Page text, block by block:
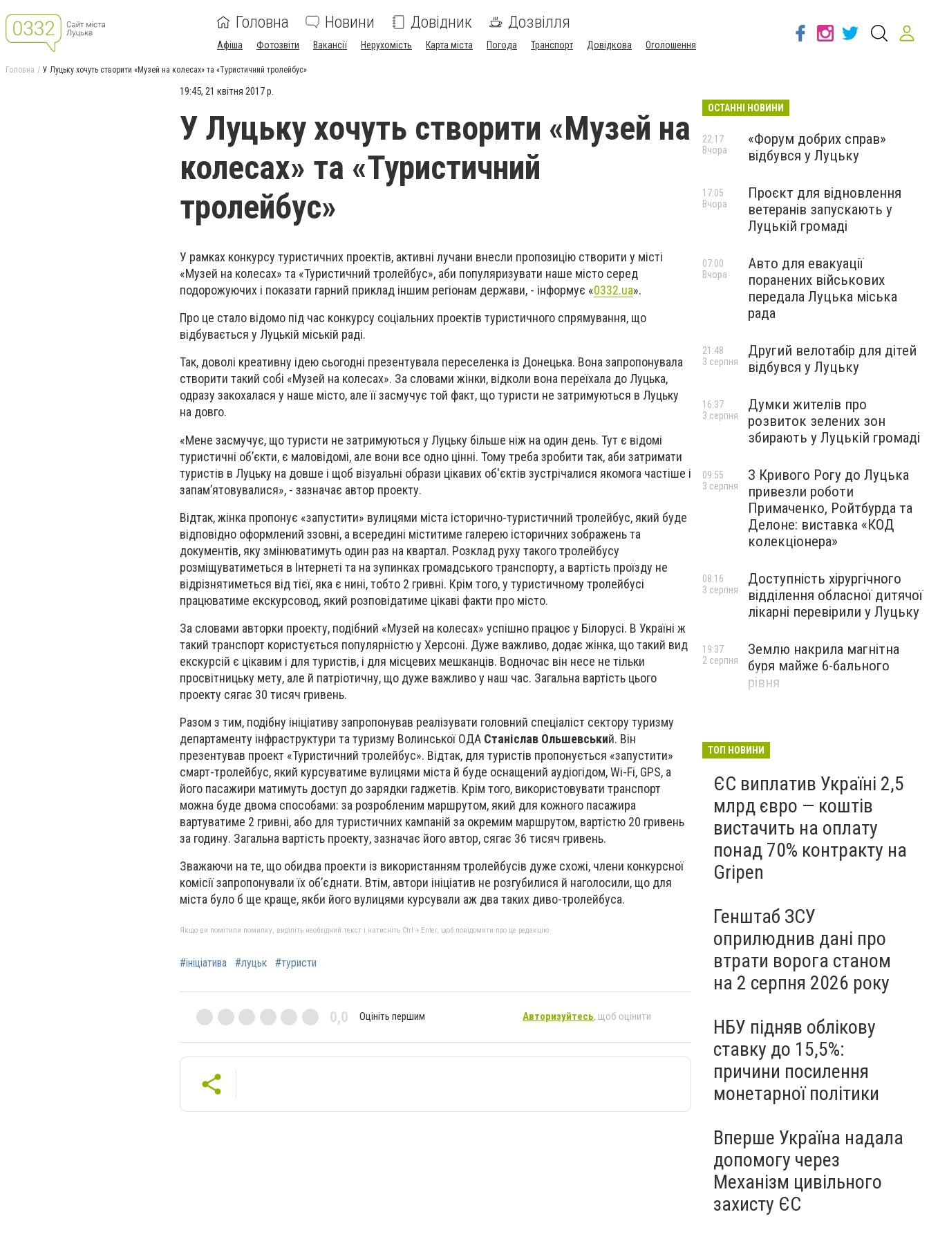
Головна Новини Довідник Дозвілля
Афіша Фотозвіти Вакансії Нерухомість Карта міста Погода Транспорт Довідкова Оголошення
Головна У Луцьку хочуть створити «Музей на колесах» та «Туристичний тролейбус»
19:45, 21 квітня 2017 р.
У Луцьку хочуть створити «Музей на
колесах» та «Туристичний
тролейбус»
У рамках конкурсу туристичних проектів, активні лучани внесли пропозицію створити у місті
«Музей на колесах» та «Туристичний тролейбус», аби популяризувати наше місто серед
подорожуючих і показати гарний приклад іншим регіонам держави, - інформує «0332.ua».
Про це стало відомо під час конкурсу соціальних проектів туристичного спрямування, що
відбувається у Луцькій міській раді.
Так, доволі креативну ідею сьогодні презентувала переселенка із Донецька. Вона запропонувала
створити такий собі «Музей на колесах». За словами жінки, відколи вона переїхала до Луцька,
одразу закохалася у наше місто, але її засмучує той факт, що туристи не затримуються в Луцьку
на довго.
«Мене засмучує, що туристи не затримуються у Луцьку більше ніж на один день. Тут є відомі
туристичні об’єкти, є маловідомі, але вони все одно цінні. Тому треба зробити так, аби затримати
туристів в Луцьку на довше і щоб візуальні образи цікавих об'єктів зустрічалися якомога частіше і
запам’ятовувалися», - зазначає автор проекту.
Відтак, жінка пропонує «запустити» вулицями міста історично-туристичний тролейбус, який буде
відповідно оформлений ззовні, а всередині міститиме галерею історичних зображень та
документів, яку змінюватимуть один раз на квартал. Розклад руху такого тролейбусу
розміщуватиметься в Інтернеті та на зупинках громадського транспорту, а вартість проїзду не
відрізнятиметься від тієї, яка є нині, тобто 2 гривні. Крім того, у туристичному тролейбусі
працюватиме екскурсовод, який розповідатиме цікаві факти про місто.
За словами авторки проекту, подібний «Музей на колесах» успішно працює у Білорусі. В Україні ж
такий транспорт користується популярністю у Херсоні. Дуже важливо, додає жінка, що такий вид
екскурсій є цікавим і для туристів, і для місцевих мешканців. Водночас він несе не тільки
просвітницьку мету, але й патріотичну, що дуже важливо у наш час. Загальна вартість цього
проекту сягає 30 тисяч гривень.
Разом з тим, подібну ініціативу запропонував реалізувати головний спеціаліст сектору туризму
департаменту інфраструктури та туризму Волинської ОДА Станіслав Ольшевський. Він
презентував проект «Туристичний тролейбус». Відтак, для туристів пропонується «запустити»
смарт-тролейбус, який курсуватиме вулицями міста й буде оснащений аудіогідом, Wi-Fi, GPS, а
його пасажири матимуть доступ до зарядки гаджетів. Крім того, використовувати транспорт
можна буде двома способами: за розробленим маршрутом, який для кожного пасажира
вартуватиме 2 гривні, або для туристичних кампаній за окремим маршрутом, вартістю 20 гривень
за годину. Загальна вартість проекту, зазначає його автор, сягає 36 тисяч гривень.
Зважаючи на те, що обидва проекти із використанням тролейбусів дуже схожі, члени конкурсної
комісії запропонували їх об’єднати. Втім, автори ініціатив не розгубилися й наголосили, що для
міста було б ще краще, якби його вулицями курсували аж два таких диво-тролейбуса.
Якщо ви помітили помилку, виділіть необхідний текст і натисніть Ctrl + Enter, щоб повідомити про це редакцію
#ініціатива #луцьк #туристи
0,0 Оцініть першим Авторизуйтесь, щоб оцінити
ОСТАННІ НОВИНИ
«Форум добрих справ»
відбувся у Луцьку
22:17
Вчора
Проєкт для відновлення
ветеранів запускають у
Луцькій громаді
17:05
Вчора
Авто для евакуації
поранених військових
передала Луцька міська
рада
07:00
Вчора
Другий велотабір для дітей
відбувся у Луцьку
21:48
3 серпня
Думки жителів про
розвиток зелених зон
збирають у Луцькій громаді
16:37
3 серпня
З Кривого Рогу до Луцька
привезли роботи
Примаченко, Ройтбурда та
Делоне: виставка «КОД
колекціонера»
09:55
3 серпня
Доступність хірургічного
відділення обласної дитячої
лікарні перевірили у Луцьку
08:16
3 серпня
Землю накрила магнітна
буря майже 6-бального
рівня
19:37
2 серпня
ТОП НОВИНИ
ЄС виплатив Україні 2,5
млрд євро — коштів
вистачить на оплату
понад 70% контракту на
Gripen
Генштаб ЗСУ
оприлюднив дані про
втрати ворога станом
на 2 серпня 2026 року
НБУ підняв облікову
ставку до 15,5%:
причини посилення
монетарної політики
Вперше Україна надала
допомогу через
Механізм цивільного
захисту ЄС